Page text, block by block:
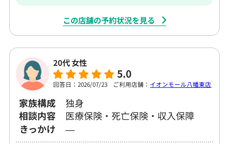
この店舗の予約状況を見る
20代 女性
5.0
回答日：2026/07/23 ご利用店舗： イオンモール八幡東店
家族構成
独身
相談内容
医療保険・死亡保険・収入保障
きっかけ
―